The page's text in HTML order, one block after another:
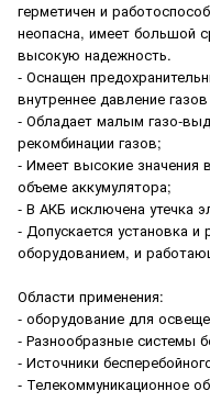
герметичен и
неопасна, имеет большой
высокую надежность.
- Оснащен
внутреннее давление
- Обладает малым газо-
рекомбинации газов;
- Имеет высокие
объеме аккумулятора;
- В АКБ исключена утечка
- Допускается установка
оборудованием, и
Области применения:
- оборудование для
- Разнообразные системы
- Источники
- Телекоммуникационное